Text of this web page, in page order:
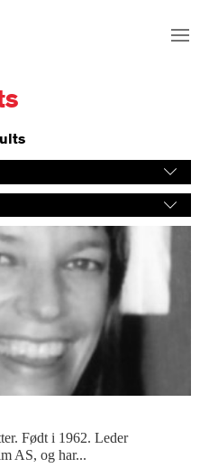
Født i 1962. Leder
AS, og har...